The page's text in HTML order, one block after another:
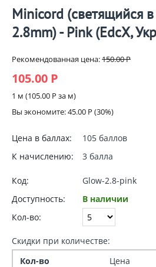
Minicord (светящийся
2.8mm) - Pink (EdcX,
Рекомендованная цена:150.00Р
105.00 Р
1 м (105.00 Р за м)
Вы экономите:45.00 Р (30%)
Цена в баллах:
105 баллов
К начислению:
3 балла
Код:
Glow-2.8-pink
Доступность:
В наличии
Кол-во:
Скидки при количестве:
Кол-во
Цена